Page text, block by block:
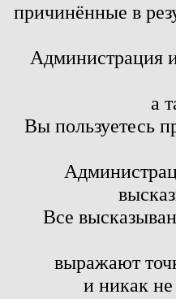
причинённые в
Администрация
а
Вы пользуетесь
Все
выражают
и никак